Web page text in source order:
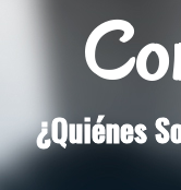
¿Quiénes